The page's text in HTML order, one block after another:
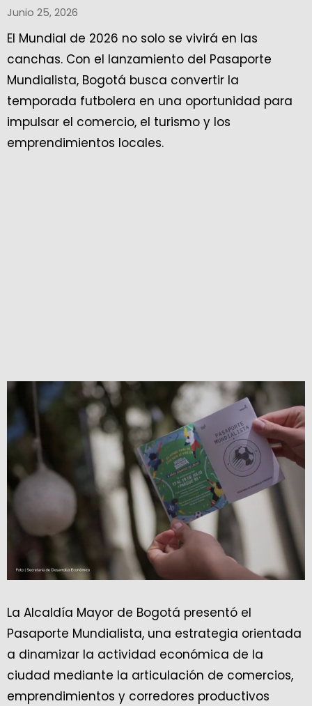
Junio 25, 2026
El Mundial de 2026 no solo se vivirá en las
canchas. Con el lanzamiento del Pasaporte
Mundialista, Bogotá busca convertir la
temporada futbolera en una oportunidad para
impulsar el comercio, el turismo y los
emprendimientos locales.
La Alcaldía Mayor de Bogotá presentó el
Pasaporte Mundialista, una estrategia orientada
a dinamizar la actividad económica de la
ciudad mediante la articulación de comercios,
emprendimientos y corredores productivos